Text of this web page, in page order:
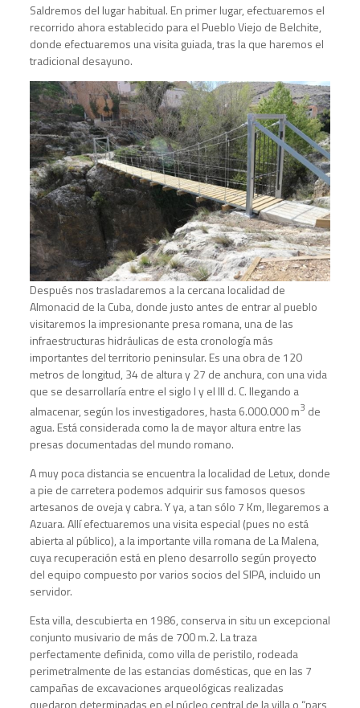
Saldremos del lugar habitual. En primer lugar, efectuaremos el
recorrido ahora establecido para el Pueblo Viejo de Belchite,
donde efectuaremos una visita guiada, tras la que haremos el
tradicional desayuno.
Después nos trasladaremos a la cercana localidad de
Almonacid de la Cuba, donde justo antes de entrar al pueblo
visitaremos la impresionante presa romana, una de las
infraestructuras hidráulicas de esta cronología más
importantes del territorio peninsular. Es una obra de 120
metros de longitud, 34 de altura y 27 de anchura, con una vida
que se desarrollaría entre el siglo I y el III d. C. llegando a
almacenar, según los investigadores, hasta 6.000.000 m3 de
agua. Está considerada como la de mayor altura entre las
presas documentadas del mundo romano.
A muy poca distancia se encuentra la localidad de Letux, donde
a pie de carretera podemos adquirir sus famosos quesos
artesanos de oveja y cabra. Y ya, a tan sólo 7 Km, llegaremos a
Azuara. Allí efectuaremos una visita especial (pues no está
abierta al público), a la importante villa romana de La Malena,
cuya recuperación está en pleno desarrollo según proyecto
del equipo compuesto por varios socios del SIPA, incluido un
servidor.
Esta villa, descubierta en 1986, conserva in situ un excepcional
conjunto musivario de más de 700 m.2. La traza
perfectamente definida, como villa de peristilo, rodeada
perimetralmente de las estancias domésticas, que en las 7
campañas de excavaciones arqueológicas realizadas